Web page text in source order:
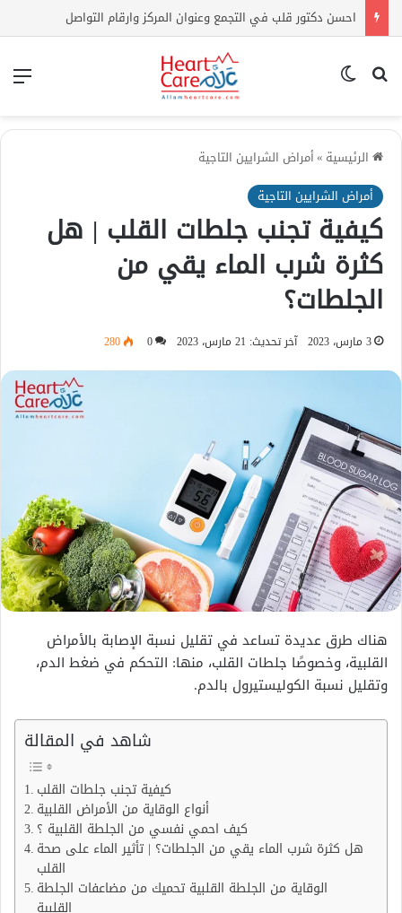
احسن دكتور قلب في التجمع وعنوان المركز وارقام التواصل
بحث عن
الرئيسية »أمراض الشرايين التاجية
أمراض الشرايين التاجية
كيفية تجنب جلطات القلب | هل
كثرة شرب الماء يقي من
الجلطات؟
3 مارس، 2023 آخر تحديث: 21 مارس، 2023 0
280
هناك طرق عديدة تساعد في تقليل نسبة الإصابة بالأمراض
القلبية، وخصوصًا جلطات القلب، منها: التحكم في ضغط الدم،
وتقليل نسبة الكوليستيرول بالدم.
شاهد في المقالة
أنواع الوقاية من الأمراض القلبية
كيف احمي نفسي من الجلطة القلبية ؟
هل كثرة شرب الماء يقي من الجلطات؟ | تأثير الماء على صحة
الوقاية من الجلطة القلبية تحميك من مضاعفات الجلطة